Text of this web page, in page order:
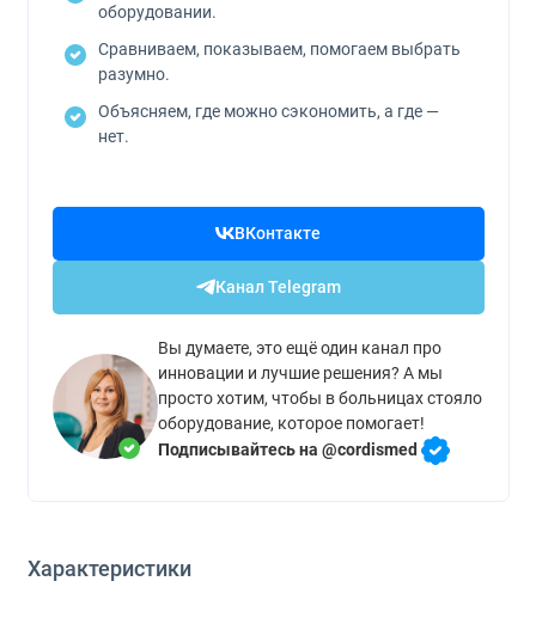
оборудовании.
Сравниваем, показываем, помогаем выбрать
разумно.
Объясняем, где можно сэкономить, а где —
нет.
ВКонтакте
Канал Telegram
Вы думаете, это ещё один канал про
инновации и лучшие решения? А мы
просто хотим, чтобы в больницах стояло
оборудование, которое помогает!
Подписывайтесь на @cordismed
Характеристики